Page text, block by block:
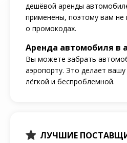
дешёвой аренды
применены, поэтому вам не
о промокодах.
Аренда автомобиля в
Вы можете забрать
аэропорту. Это делает
лёгкой и беспроблемной.
ЛУЧШИЕ